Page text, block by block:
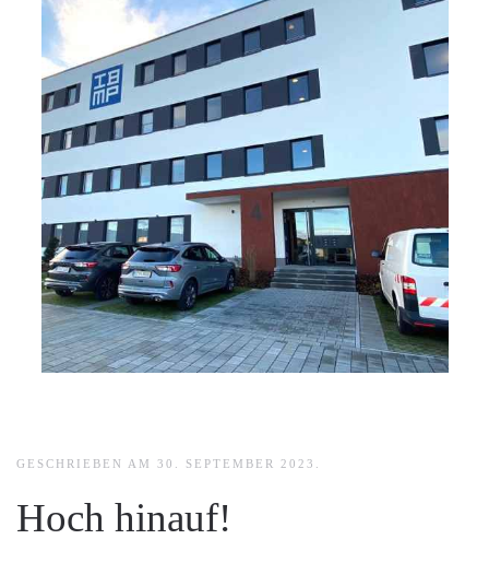
GESCHRIEBEN AM 30. SEPTEMBER 2023
Hoch hinauf!